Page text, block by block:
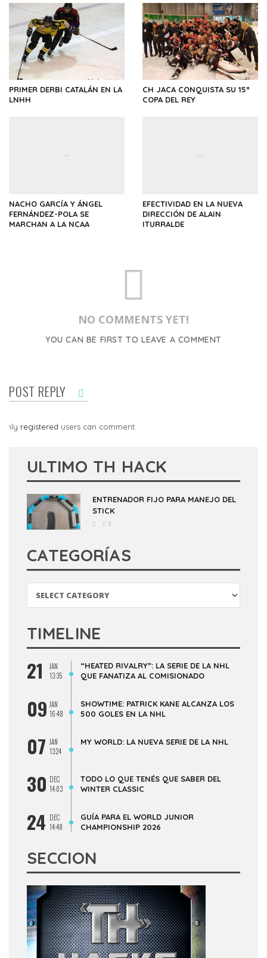
PRIMER DERBI CATALÁN EN LA
LNHH
CH JACA CONQUISTA SU 15ª
COPA DEL REY
NACHO GARCÍA Y ÁNGEL
FERNÁNDEZ-POLA SE
MARCHAN A LA NCAA
EFECTIVIDAD EN LA NUEVA
DIRECCIÓN DE ALAIN
ITURRALDE
NO COMMENTS YET!
YOU CAN BE FIRST TO LEAVE A COMMENT
POST REPLY
Only registered users can comment.
ULTIMO TH HACK
ENTRENADOR FIJO PARA MANEJO DEL
STICK
0
CATEGORÍAS
TIMELINE
21
JAN
13:35
“HEATED RIVALRY”: LA SERIE DE LA NHL
QUE FANATIZA AL COMISIONADO
09 JAN
16:48
SHOWTIME: PATRICK KANE ALCANZA LOS
500 GOLES EN LA NHL
07 JAN
13:24
MY WORLD: LA NUEVA SERIE DE LA NHL
30 DEC
14:03
TODO LO QUE TENÉS QUE SABER DEL
WINTER CLASSIC
24 DEC
14:48
GUÍA PARA EL WORLD JUNIOR
CHAMPIONSHIP 2026
SECCION